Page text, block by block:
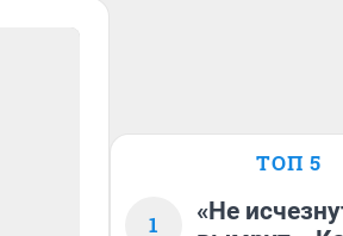
ТОП 5
1
«Не